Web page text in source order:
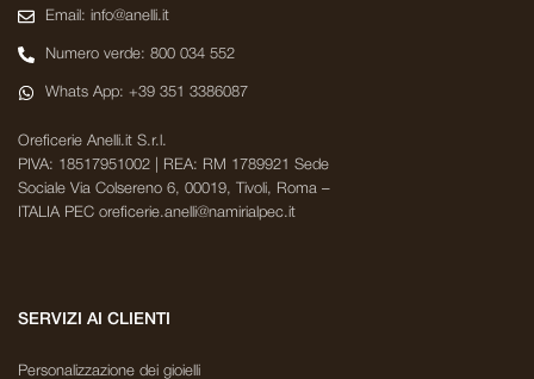
Email: info@anelli.it
Numero verde: 800 034 552
Whats App: +39 351 3386087
Oreficerie Anelli.it S.r.l.
PIVA: 18517951002 | REA: RM 1789921 Sede
Sociale Via Colsereno 6, 00019, Tivoli, Roma –
ITALIA PEC oreficerie.anelli@namirialpec.it
SERVIZI AI CLIENTI
Personalizzazione dei gioielli